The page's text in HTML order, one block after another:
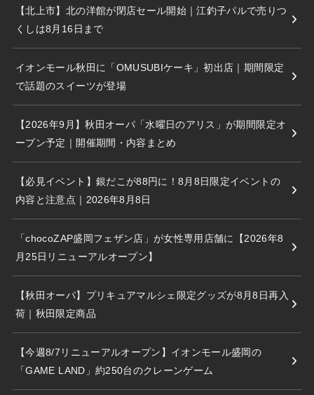
【北上市】北の洋館が閉店セール開始｜江釣子パルで売りつ
くしは8月16日まで
イオンモール秋田に「OMUSUBIケーキ」初出店｜期間限定
で話題のスイーツが登場
【2026年9月】秋田オーパ「水曜日のアリス」が期間限定オ
ープン予定｜開催期間・内容まとめ
【必見イベント】銀だこが88円に！8月8日限定イベントの
内容と注意点｜2026年8月8日
「chocoZAP盛岡フェザン店」が女性専用店舗に【2026年8
月25日リニューアルオープン】
【秋田オーパ】プリキュアマルシェ限定グッズが8月8日再入
荷｜秋田限定商品
【今週8/7リニューアルオープン】イオンモール盛岡の
「GAME LAND」約250台のクレーンゲーム